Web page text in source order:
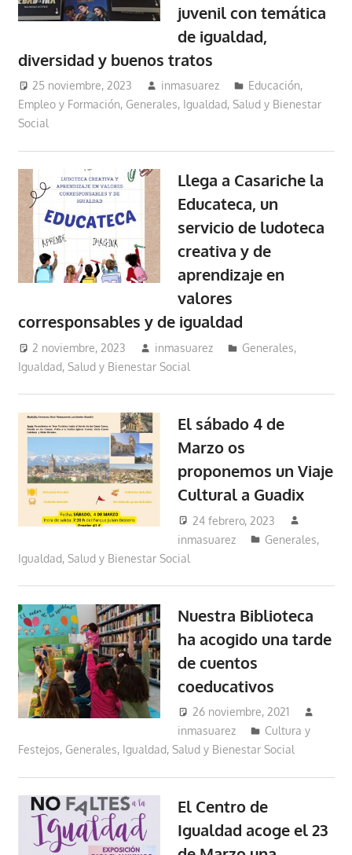
juvenil con temática
de igualdad,
diversidad y buenos tratos
25 noviembre, 2023 inmasuarez
Educación,
Empleo y Formación, Generales, Igualdad, Salud y Bienestar
Social
Llega a Casariche la
Educateca, un
servicio de ludoteca
creativa y de
aprendizaje en
valores
corresponsables y de igualdad
2 noviembre, 2023 inmasuarez Generales,
Igualdad, Salud y Bienestar Social
El sábado 4 de
Marzo os
proponemos un Viaje
Cultural a Guadix
24 febrero, 2023
inmasuarez
Generales,
Igualdad, Salud y Bienestar Social
Nuestra Biblioteca
ha acogido una tarde
de cuentos
coeducativos
26 noviembre, 2021
inmasuarez
Cultura y
Festejos, Generales, Igualdad, Salud y Bienestar Social
El Centro de
Igualdad acoge el 23